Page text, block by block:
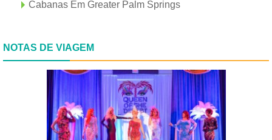
Cabanas Em Greater Palm Springs
NOTAS DE VIAGEM